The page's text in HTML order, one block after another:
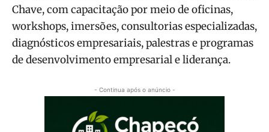
Chave, com capacitação por meio de oficinas,
workshops, imersões, consultorias especializadas,
diagnósticos empresariais, palestras e programas
de desenvolvimento empresarial e liderança.
- Continua após o anúncio -